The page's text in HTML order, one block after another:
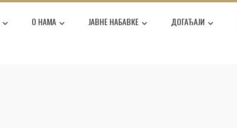
О НАМА ЈАВНЕ НАБАВКЕ ДОГАЂАЈИ